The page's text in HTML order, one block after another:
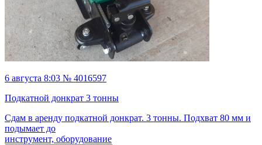
6 августа 8:03 № 4016597
Подкатной донкрат 3 тонны
Сдам в аренду подкатной донкрат. 3 тонны. Подхват 80 мм и
подымает до
инструмент, оборудование